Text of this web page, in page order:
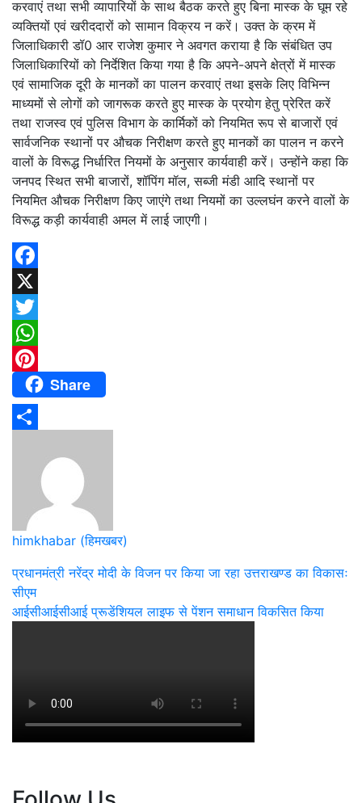
करवाएं तथा सभी व्यापारियों के साथ बैठक करते हुए बिना मास्क के घूम रहे
व्यक्तियों एवं खरीददारों को सामान विक्रय न करें। उक्त के क्रम में
जिलाधिकारी डॉ0 आर राजेश कुमार ने अवगत कराया है कि संबंधित उप
जिलाधिकारियों को निर्देशित किया गया है कि अपने-अपने क्षेत्रों में मास्क
एवं सामाजिक दूरी के मानकों का पालन करवाएं तथा इसके लिए विभिन्न
माध्यमों से लोगों को जागरूक करते हुए मास्क के प्रयोग हेतु प्रेरित करें
तथा राजस्व एवं पुलिस विभाग के कार्मिकों को नियमित रूप से बाजारों एवं
सार्वजनिक स्थानों पर औचक निरीक्षण करते हुए मानकों का पालन न करने
वालों के विरूद्ध निर्धारित नियमों के अनुसार कार्यवाही करें। उन्होंने कहा कि
जनपद स्थित सभी बाजारों, शॉपिंग मॉल, सब्जी मंडी आदि स्थानों पर
नियमित औचक निरीक्षण किए जाएंगे तथा नियमों का उल्लघंन करने वालों के
विरूद्ध कड़ी कार्यवाही अमल में लाई जाएगी।
Facebook
X
Twitter
WhatsApp
PinterestShare
himkhabar (हिमखबर)
Post
navigation
प्रधानमंत्री नरेंद्र मोदी के विजन पर किया जा रहा उत्तराखण्ड का विकासः
सीएम
आईसीआईसीआई प्रूडेंशियल लाइफ से पेंशन समाधान विकसित किया